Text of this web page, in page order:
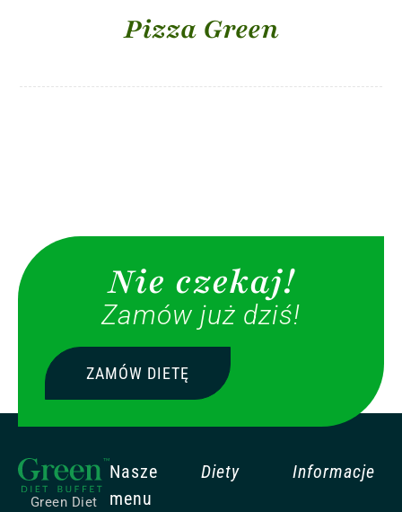
Pizza Green
Nie czekaj!
Zamów już dziś!
ZAMÓW DIETĘ
Green Diet
Nasze
menu
Diety Informacje